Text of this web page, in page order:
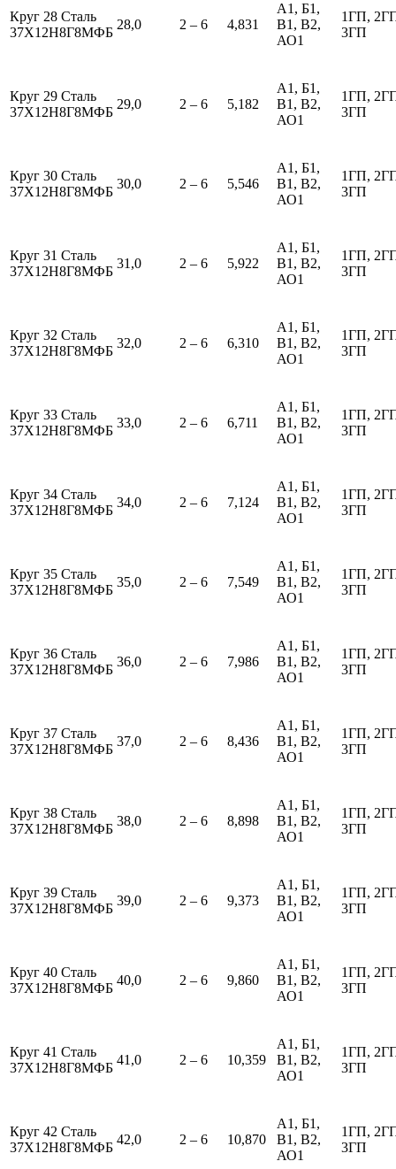
Круг 28 Сталь
37Х12Н8Г8МФБ
28,0 2 – 6 4,831
А1, Б1,
В1, В2,
АО1
1ГП,
3ГП
Круг 29 Сталь
37Х12Н8Г8МФБ
29,0 2 – 6 5,182
А1, Б1,
В1, В2,
АО1
1ГП,
3ГП
Круг 30 Сталь
37Х12Н8Г8МФБ
30,0 2 – 6 5,546
А1, Б1,
В1, В2,
АО1
1ГП,
3ГП
Круг 31 Сталь
37Х12Н8Г8МФБ
31,0 2 – 6 5,922
А1, Б1,
В1, В2,
АО1
1ГП,
3ГП
Круг 32 Сталь
37Х12Н8Г8МФБ
32,0 2 – 6 6,310
А1, Б1,
В1, В2,
АО1
1ГП,
3ГП
Круг 33 Сталь
37Х12Н8Г8МФБ
33,0 2 – 6 6,711
А1, Б1,
В1, В2,
АО1
1ГП,
3ГП
Круг 34 Сталь
37Х12Н8Г8МФБ
34,0 2 – 6 7,124
А1, Б1,
В1, В2,
АО1
1ГП,
3ГП
Круг 35 Сталь
37Х12Н8Г8МФБ
35,0 2 – 6 7,549
А1, Б1,
В1, В2,
АО1
1ГП,
3ГП
Круг 36 Сталь
37Х12Н8Г8МФБ
36,0 2 – 6 7,986
А1, Б1,
В1, В2,
АО1
1ГП,
3ГП
Круг 37 Сталь
37Х12Н8Г8МФБ
37,0 2 – 6 8,436
А1, Б1,
В1, В2,
АО1
1ГП,
3ГП
Круг 38 Сталь
37Х12Н8Г8МФБ
38,0 2 – 6 8,898
А1, Б1,
В1, В2,
АО1
1ГП,
3ГП
Круг 39 Сталь
37Х12Н8Г8МФБ
39,0 2 – 6 9,373
А1, Б1,
В1, В2,
АО1
1ГП,
3ГП
Круг 40 Сталь
37Х12Н8Г8МФБ
40,0 2 – 6 9,860
А1, Б1,
В1, В2,
АО1
1ГП,
3ГП
Круг 41 Сталь
37Х12Н8Г8МФБ
41,0 2 – 6 10,359
А1, Б1,
В1, В2,
АО1
1ГП,
3ГП
Круг 42 Сталь
37Х12Н8Г8МФБ
42,0 2 – 6 10,870
А1, Б1,
В1, В2,
АО1
1ГП,
3ГП